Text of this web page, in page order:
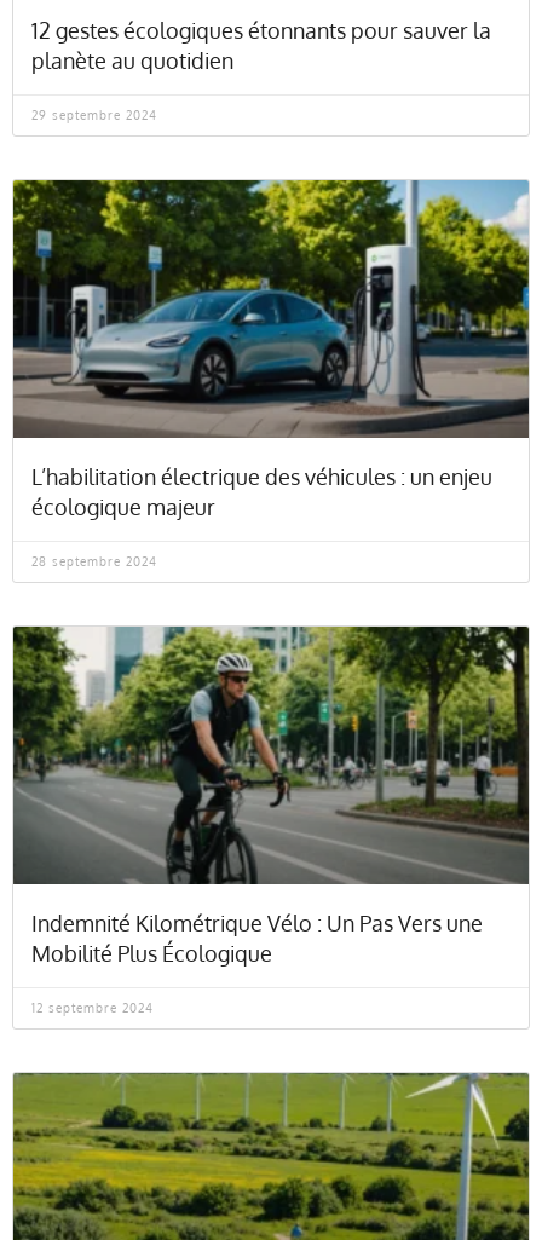
12 gestes écologiques étonnants pour sauver la
planète au quotidien
29 septembre 2024
L’habilitation électrique des véhicules : un enjeu
écologique majeur
28 septembre 2024
Indemnité Kilométrique Vélo : Un Pas Vers une
Mobilité Plus Écologique
12 septembre 2024